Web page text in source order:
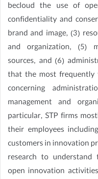
becloud the use of
confidentiality and
brand and image, (3)
and organization, (5)
sources, and (6)
that the most frequently
concerning
management and
particular, STP firms
their employees
customers in innovation
research to
open innovation